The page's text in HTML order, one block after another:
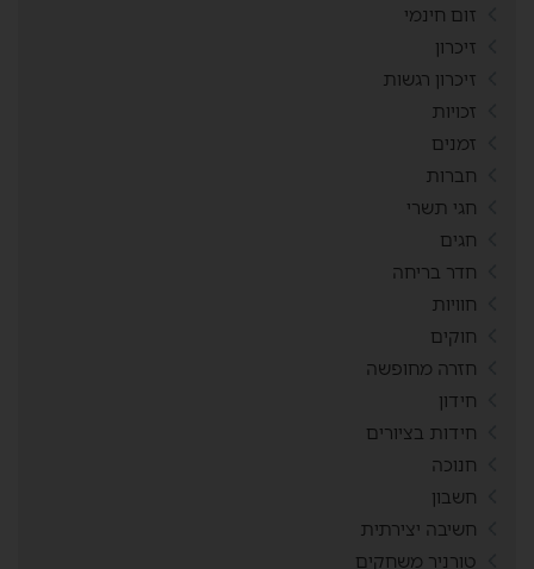
זום חינמי
זיכרון
זיכרון רגשות
זכויות
זמנים
חברות
חגי תשרי
חגים
חדר בריחה
חוויות
חוקים
חזרה מחופשה
חידון
חידות בציורים
חנוכה
חשבון
חשיבה יצירתית
טורניר משחקים